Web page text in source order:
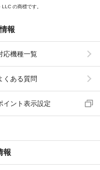
の商標です。
報
応機種一覧
くある質問
イント表示設定
報